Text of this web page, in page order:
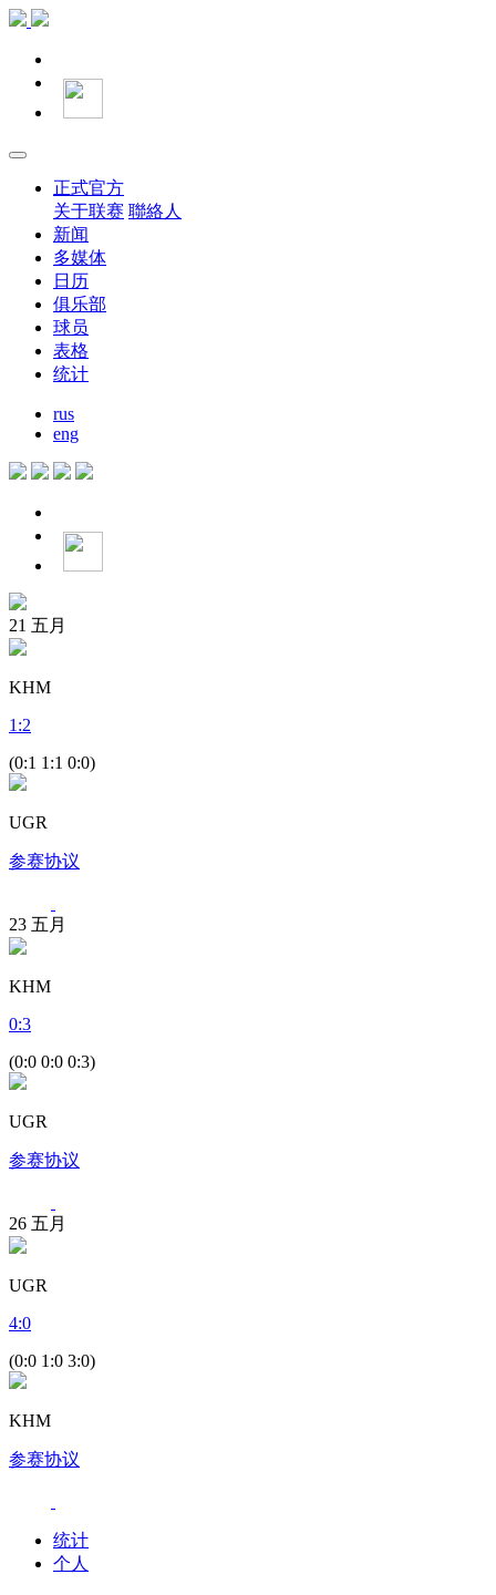
正式官方
关于联赛 聯絡人
新闻
多媒体
日历
俱乐部
球员
表格
统计
rus
eng
21 五月
KHM
1 :2
(0:1 1:1 0:0)
UGR
参赛协议
23 五月
KHM
0:3
(0:0 0:0 0:3)
UGR
参赛协议
26 五月
UGR
4:0
(0:0 1:0 3:0)
KHM
参赛协议
统计
个人